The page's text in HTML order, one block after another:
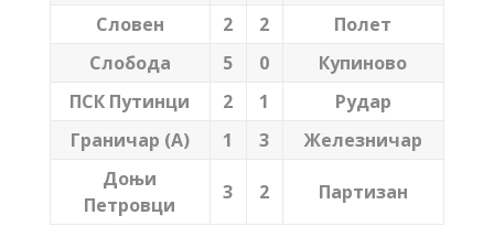
Словен
2 2
Полет
Слобода
5 0
Купиново
ПСК Путинци
2 1
Рудар
Граничар (А)
1 3
Железничар
Доњи
Петровци
3 2 Партизан